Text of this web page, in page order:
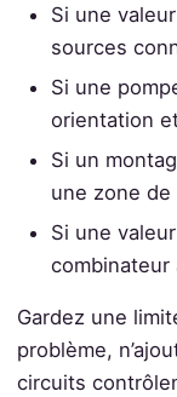
Si une
sources
Si une
orientation
Si un
une zone de
Si une
combinateur
Gardez une
problème,
circuits